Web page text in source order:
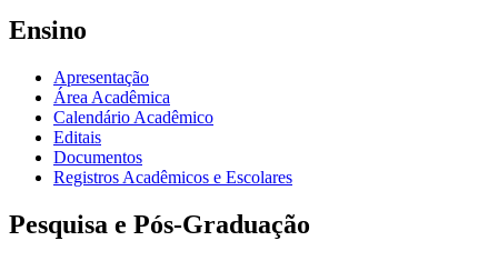
Ensino
Apresentação
Área Acadêmica
Calendário Acadêmico
Editais
Documentos
Registros Acadêmicos e Escolares
Pesquisa e Pós-Graduação